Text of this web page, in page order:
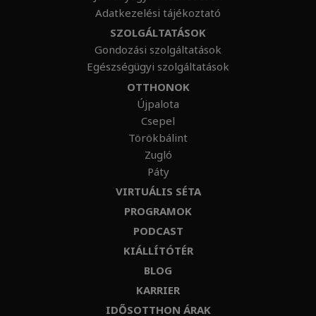
Adatkezelési tájékoztató
SZOLGÁLTATÁSOK
Gondozási szolgáltatások
Egészségügyi szolgáltatások
OTTHONOK
Újpalota
Csepel
Törökbálint
Zugló
Páty
VIRTUÁLIS SÉTA
PROGRAMOK
PODCAST
KIÁLLÍTÓTÉR
BLOG
KARRIER
IDŐSOTTHON ÁRAK